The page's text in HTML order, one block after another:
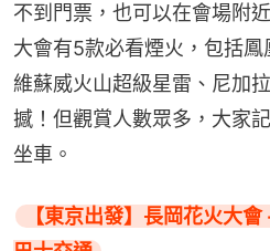
不到門票，也可以在會場附
大會有5款必看煙火，包括鳳
維蘇威火山超級星雷、尼加
撼！但觀賞人數眾多，大家
坐車。
【東京出發】長岡花火大